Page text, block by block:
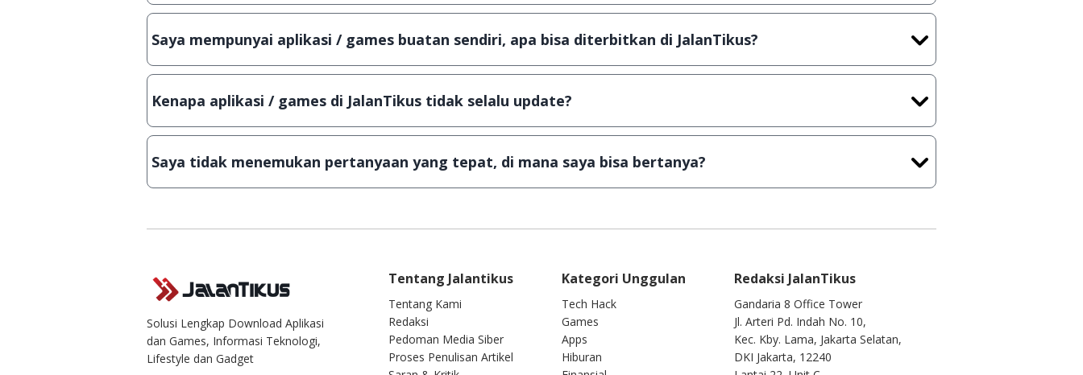
Meskipun dibagikan secara gratis, namun ada beberapa aplikasi & games yang dibagikan secara Shareware, dalam arti hanya
Saya mempunyai aplikasi / games buatan sendiri, apa bisa diterbitkan di JalanTikus?
Tentu saja bisa. Silahkan kirim email keinfo@jalantikus.comdengan menyertakan Nama Aplikasi/Games, Deskripsi serta
Kenapa aplikasi / games di JalanTikus tidak selalu update?
Demi menjaga kualitas aplikasi dan games yang ada di JalanTikus, hingga saat ini kita masih melakukan upload-download
Saya tidak menemukan pertanyaan yang tepat, di mana saya bisa bertanya?
Kami dengan senang hati menjawab setiap pertanyaan yang masuk. Kirim pertanyaan kamu keinfo@jalantikus.com
Solusi Lengkap Download Aplikasi
dan Games, Informasi Teknologi,
Lifestyle dan Gadget
Redaksi JalanTikus
Gandaria 8 Office Tower
Jl. Arteri Pd. Indah No. 10,
Kec. Kby. Lama, Jakarta Selatan,
DKI Jakarta, 12240
Tentang Jalantikus
Tentang Kami
Redaksi
Pedoman Media Siber
Proses Penulisan Artikel
Kategori Unggulan
Tech Hack
Games
Apps
Hiburan